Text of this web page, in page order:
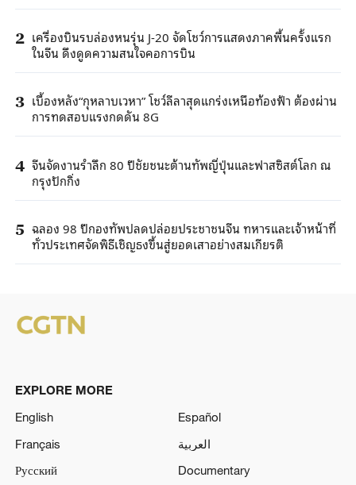
2 เครื่องบินรบล่องหนรุ่น J-20 จัดโชว์การแสดงภาคพื้นครั้งแรก
ในจีน ดึงดูดความสนใจคอการบิน
3 เบื้องหลัง“กุหลาบเวหา” โชว์ลีลาสุดแกร่งเหนือท้องฟ้า ต้องผ่าน
การทดสอบแรงกดดัน 8G
4 จีนจัดงานรำลึก 80 ปีชัยชนะต้านทัพญี่ปุ่นและฟาสซิสต์โลก ณ
กรุงปักกิ่ง
5 ฉลอง 98 ปีกองทัพปลดปล่อยประชาชนจีน ทหารและเจ้าหน้าที่
ทั่วประเทศจัดพิธีเชิญธงขึ้นสู่ยอดเสาอย่างสมเกียรติ
EXPLORE MORE
English
Español
Français
العربية
Русский
Documentary